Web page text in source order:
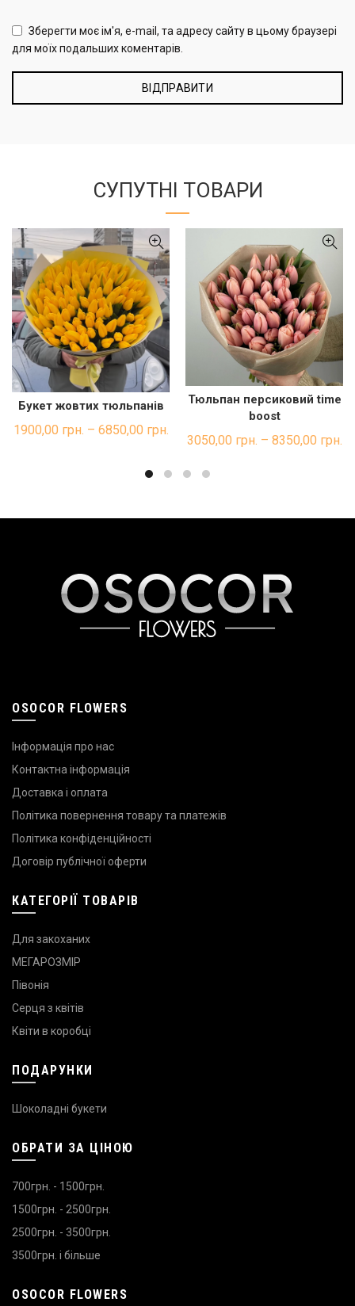
Зберегти моє ім'я, e-mail, та адресу сайту в цьому браузері
для моїх подальших коментарів.
СУПУТНІ ТОВАРИ
ШВИДКА ПОКУПКА
Букет жовтих тюльпанів
1900,00 грн. – 6850,00 грн.
ШВИДКА ПОКУПКА
Тюльпан персиковий time
boost
3050,00 грн. – 8350,00 грн.
OSOCOR FLOWERS
Інформація про нас
Контактна інформація
Доставка і оплата
Політика повернення товару та платежів
Політика конфіденційності
Договір публічної оферти
КАТЕГОРІЇ ТОВАРІВ
Для закоханих
МЕГАРОЗМІР
Півонія
Серця з квітів
Квіти в коробці
ПОДАРУНКИ
Шоколадні букети
ОБРАТИ ЗА ЦІНОЮ
700грн. - 1500грн.
1500грн. - 2500грн.
2500грн. - 3500грн.
3500грн. і більше
OSOCOR FLOWERS